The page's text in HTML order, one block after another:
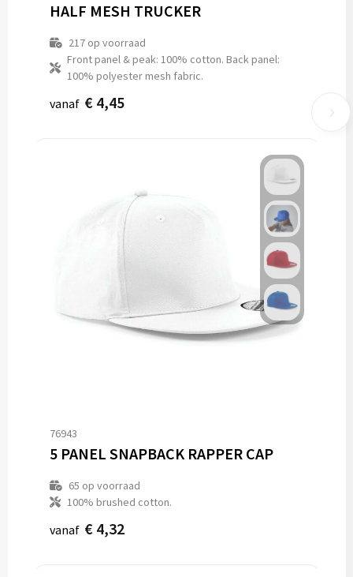
HALF MESH TRUCKER
217op voorraad
Front panel & peak: 100% cotton. Back panel:
100% polyester mesh fabric.
vanaf € 4,45
76943
5 PANEL SNAPBACK RAPPER CAP
65 op voorraad
100% brushed cotton.
vanaf € 4,32